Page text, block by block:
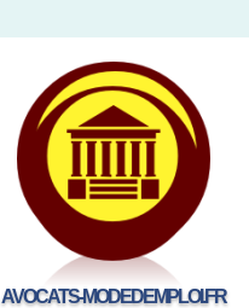
AVOCATS-MODEDEMPLOI.FR